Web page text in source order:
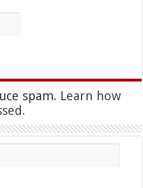
spam. Learn how